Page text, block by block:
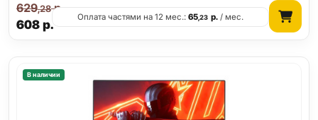
608р.
629,28р.
Оплата частями на 12 мес.:65,23 р./ мес.
В наличии